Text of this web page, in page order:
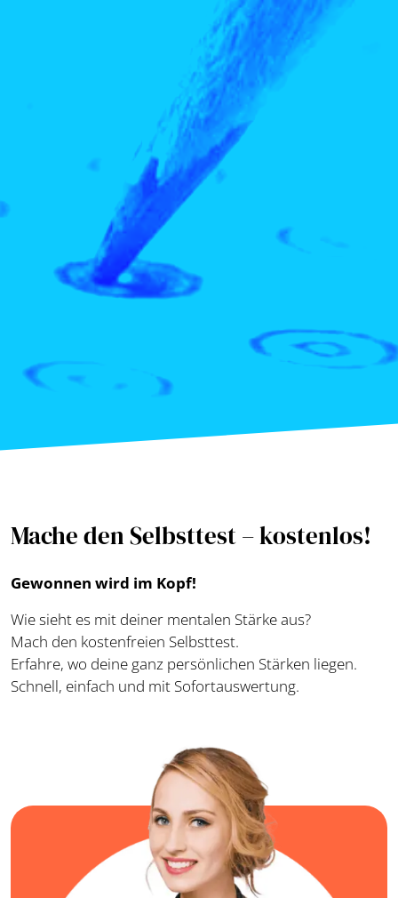
Mache den Selbsttest – kostenlos!
Gewonnen wird im Kopf!
Wie sieht es mit deiner mentalen Stärke aus?
Mach den kostenfreien Selbsttest.
Erfahre, wo deine ganz persönlichen Stärken liegen.
Schnell, einfach und mit Sofortauswertung.